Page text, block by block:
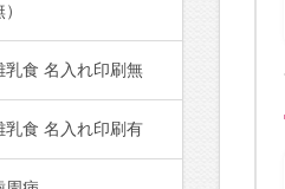
乳食 名入れ印刷無
乳食 名入れ印刷有